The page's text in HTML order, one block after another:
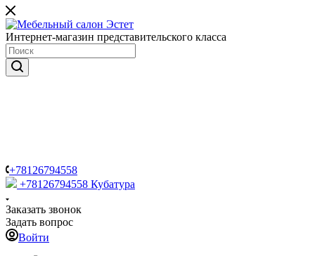
Интернет-магазин представительского класса
+78126794558
+78126794558 Кубатура
Заказать звонок
Задать вопрос
Войти